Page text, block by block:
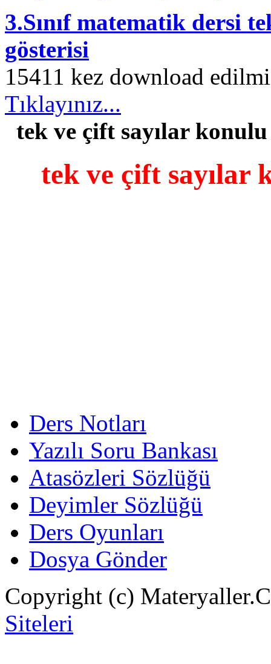
3.Sınıf matematik dersi
gösterisi
15411 kez download
Tıklayınız...
tek ve çift sayılar konulu
tek ve çift sayılar
Ders Notları
Yazılı Soru Bankası
Atasözleri Sözlüğü
Deyimler Sözlüğü
Ders Oyunları
Dosya Gönder
Copyright (c)
Siteleri